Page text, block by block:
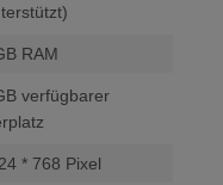
RAM
verfügbarer
* 768 Pixel